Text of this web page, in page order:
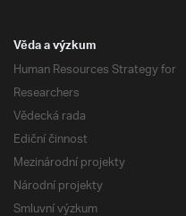
Věda a výzkum
Human Resources Strategy for
Researchers
Vědecká rada
Ediční činnost
Mezinárodní projekty
Národní projekty
Smluvní výzkum